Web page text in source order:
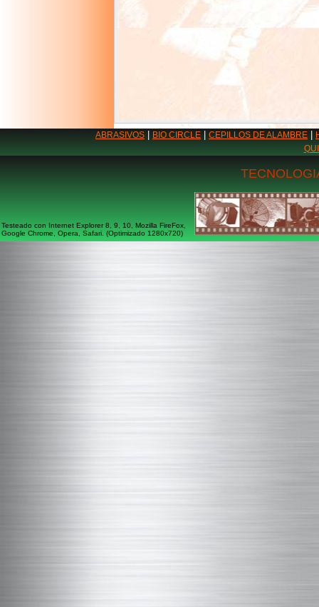
ABRASIVOS BIO CIRCLE CEPILLOS DE ALAMBRE
Testeado con Internet Explorer 8, 9, 10, Mozilla FireFox,
Google Chrome, Opera, Safari. (Optimizado 1280x720)